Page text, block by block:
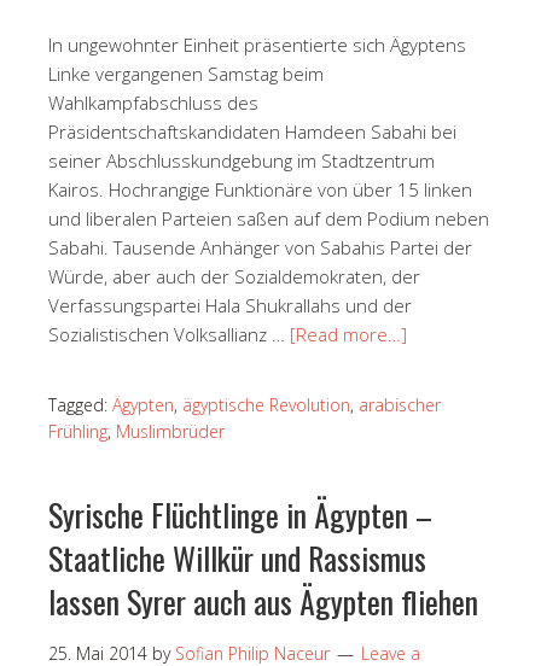
In ungewohnter Einheit präsentierte sich Ägyptens
Linke vergangenen Samstag beim
Wahlkampfabschluss des
Präsidentschaftskandidaten Hamdeen Sabahi bei
seiner Abschlusskundgebung im Stadtzentrum
Kairos. Hochrangige Funktionäre von über 15 linken
und liberalen Parteien saßen auf dem Podium neben
Sabahi. Tausende Anhänger von Sabahis Partei der
Würde, aber auch der Sozialdemokraten, der
Verfassungspartei Hala Shukrallahs und der
Sozialistischen Volksallianz … [Read more…]
Tagged: Ägypten, ägyptische Revolution, arabischer
Frühling, Muslimbrüder
Syrische Flüchtlinge in Ägypten –
Staatliche Willkür und Rassismus
lassen Syrer auch aus Ägypten fliehen
25. Mai 2014 by Sofian Philip Naceur
Leave a